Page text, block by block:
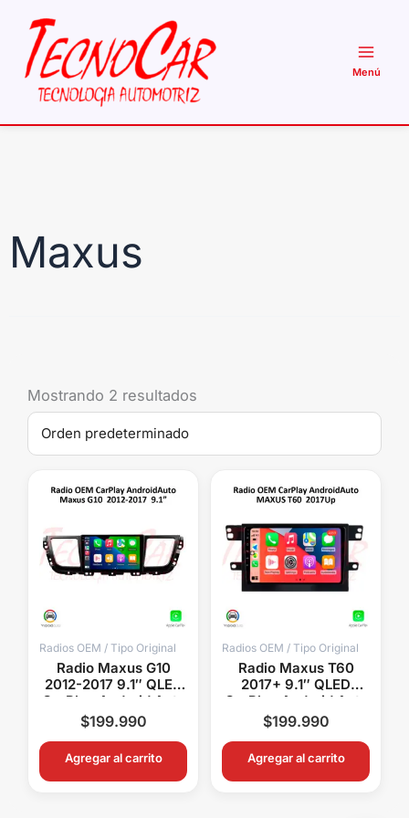
contenido
Maxus
Mostrando 2 resultados
Radios OEM / Tipo Original
Radio Maxus G10
2012-2017 9.1″ QLED
CarPlay Android Auto
Android 15 Pantalla
OEM
$199.990
Agregar al carrito
Radios OEM / Tipo Original
Radio Maxus T60
2017+ 9.1″ QLED
CarPlay Android Auto
Android 15 Pantalla
OEM
$199.990
Agregar al carrito